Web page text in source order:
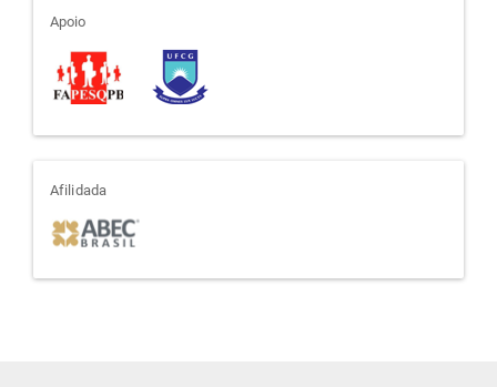
apoio
Apoio
afiliada
Afilidada